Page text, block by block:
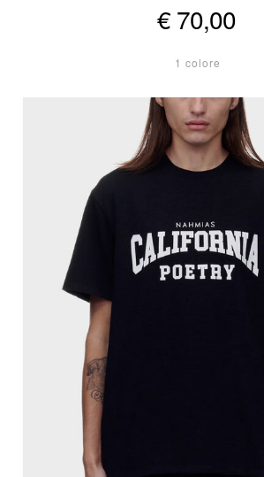
€ 70,00
1 colore